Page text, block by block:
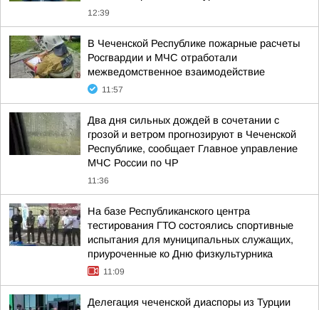
12:39
В Чеченской Республике пожарные расчеты
Росгвардии и МЧС отработали
межведомственное взаимодействие
11:57
Два дня сильных дождей в сочетании с
грозой и ветром прогнозируют в Чеченской
Республике, сообщает Главное управление
МЧС России по ЧР
11:36
На базе Республиканского центра
тестирования ГТО состоялись спортивные
испытания для муниципальных служащих,
приуроченные ко Дню физкультурника
11:09
Делегация чеченской диаспоры из Турции